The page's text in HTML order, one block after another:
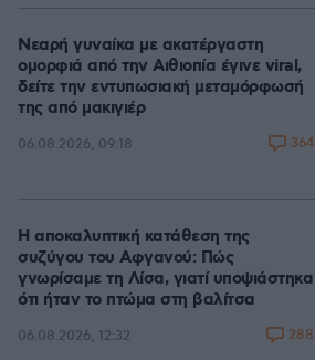
Νεαρή γυναίκα με ακατέργαστη
ομορφιά από την Αιθιοπία έγινε viral,
δείτε την εντυπωσιακή μεταμόρφωσή
της από μακιγιέρ
06.08.2026, 09:18 364
Η αποκαλυπτική κατάθεση της
συζύγου του Αφγανού: Πώς
γνωρίσαμε τη Λίσα, γιατί υποψιάστηκα
ότι ήταν το πτώμα στη βαλίτσα
06.08.2026, 12:32 288